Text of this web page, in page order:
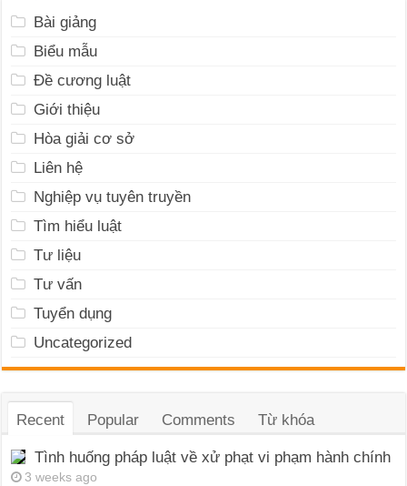
Bài giảng
Biểu mẫu
Đề cương luật
Giới thiệu
Hòa giải cơ sở
Liên hệ
Nghiệp vụ tuyên truyền
Tìm hiểu luật
Tư liệu
Tư vấn
Tuyển dụng
Uncategorized
Recent Popular Comments Từ khóa
Tình huống pháp luật về xử phạt vi phạm hành chính
3 weeks ago